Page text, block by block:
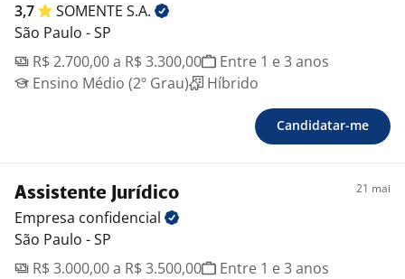
3,7 SOMENTE S.A.
São Paulo - SP
R$ 2.700,00 a R$ 3.300,00
Entre 1 e 3 anos
Ensino Médio (2º Grau)
Híbrido
Candidatar-me
Assistente Jurídico 21 mai
Empresa confidencial
São Paulo - SP
R$ 3.000,00 a R$ 3.500,00
Entre 1 e 3 anos